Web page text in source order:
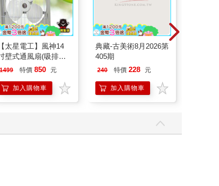
太星電工】風神14
壁式通風扇(吸排風
)
1499 特價 850 元
加入購物車
典藏-古美術8月2026第
405期
240 特價 228 元
加入購物車